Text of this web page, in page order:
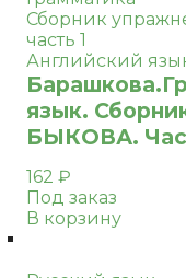
Сборник
часть 1
Английский
язык.
БЫКОВА.
162 ₽
Под заказ
В корзину